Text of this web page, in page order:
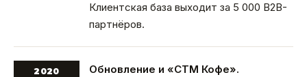
Клиентская база выходит за 5 000 B2B-
партнёров.
2020
Обновление и «СТМ Кофе».